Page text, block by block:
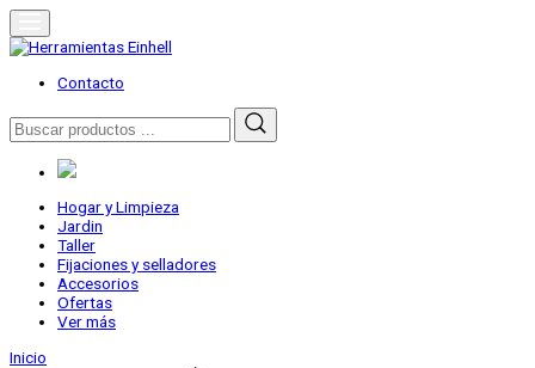
Skip
to
content
Herramientas Einhell
Distribuidor Oficial
Contacto
Buscar
por:
Hogar y Limpieza
Jardin
Taller
Fijaciones y selladores
Accesorios
Ofertas
Ver más
Inicio